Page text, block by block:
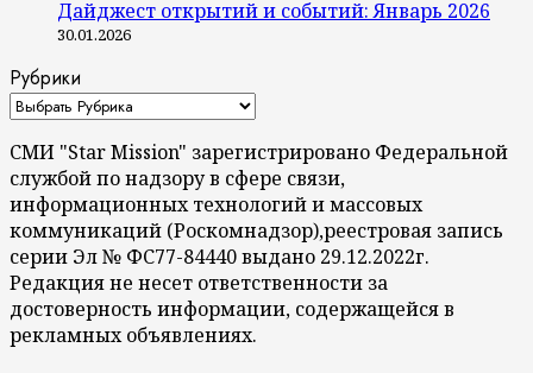
Дайджест открытий и событий: Январь 2026
30.01.2026
Рубрики
СМИ "Star Mission" зарегистрировано Федеральной
службой по надзору в сфере связи,
информационных технологий и массовых
коммуникаций (Роскомнадзор),реестровая запись
серии Эл № ФС77-84440 выдано 29.12.2022г.
Редакция не несет ответственности за
достоверность информации, содержащейся в
рекламных объявлениях.